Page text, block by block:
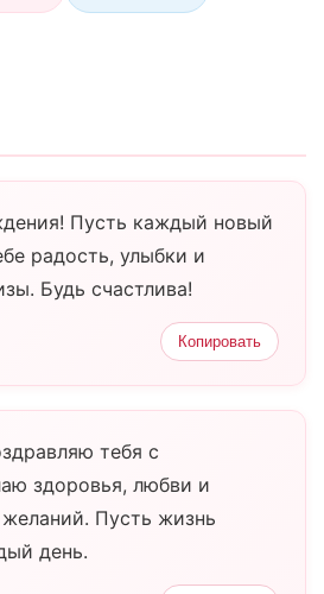
Пусть каждый новый
радость, улыбки и
Будь счастлива!
Копировать
тебя с
здоровья, любви и
Пусть жизнь
день.